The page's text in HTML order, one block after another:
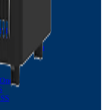
PV+bateria